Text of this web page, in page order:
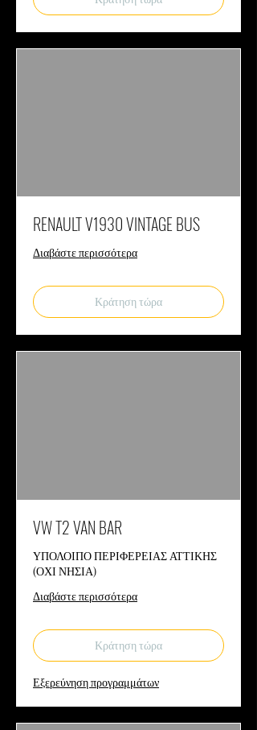
RENAULT V1930 VINTAGE BUS
Διαβάστε περισσότερα
Κράτηση τώρα
VW T2 VAN BAR
ΥΠΟΛΟΙΠΟ ΠΕΡΙΦΕΡΕΙΑΣ ΑΤΤΙΚΗΣ
(ΟΧΙ ΝΗΣΙΑ)
Διαβάστε περισσότερα
Κράτηση τώρα
Εξερεύνηση προγραμμάτων